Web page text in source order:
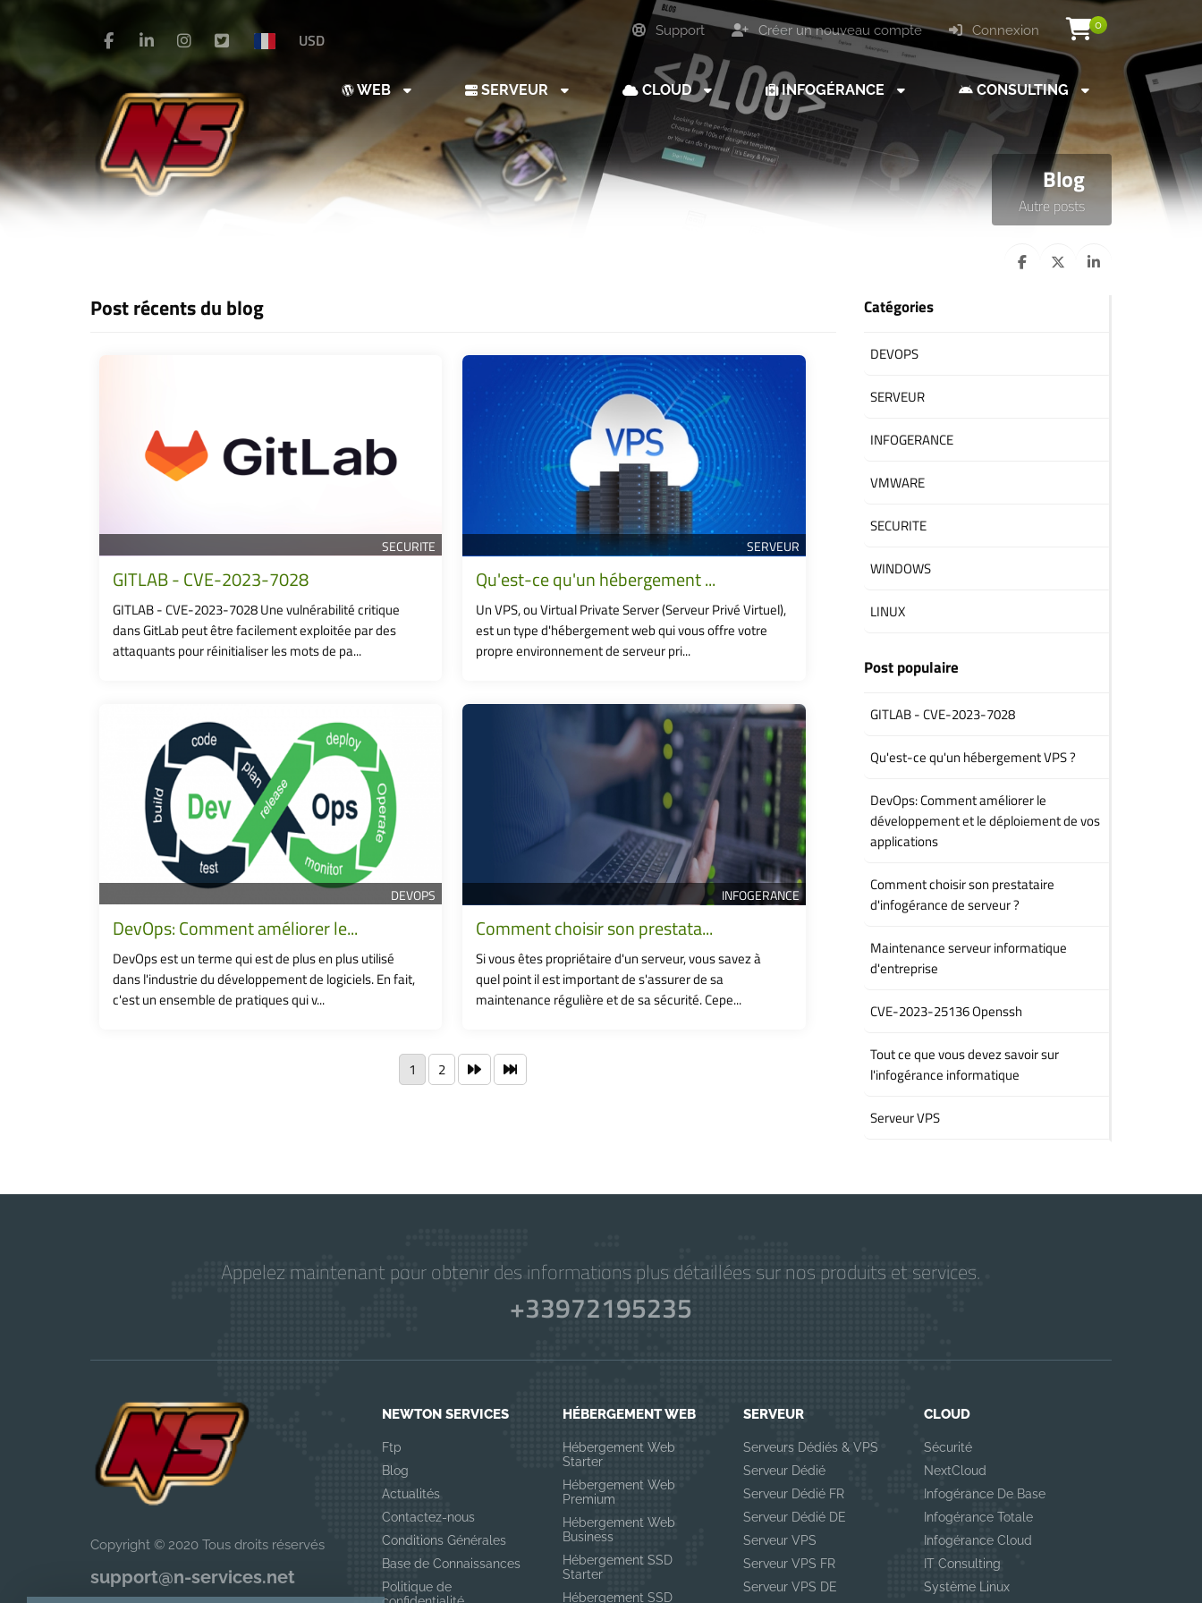
0
Connexion
Créer un nouveau compte
Support
USD
WEB SERVEUR CLOUD INFOGÉRANCE CONSULTING
Blog
Autre posts
Post récents du blog
SECURITE
GITLAB - CVE-2023-7028
GITLAB - CVE-2023-7028 Une vulnérabilité critique
dans GitLab peut être facilement exploitée par des
attaquants pour réinitialiser les mots de pa...
SERVEUR
Qu'est-ce qu'un hébergement ...
Un VPS, ou Virtual Private Server (Serveur Privé Virtuel),
est un type d'hébergement web qui vous offre votre
propre environnement de serveur pri...
DEVOPS
DevOps: Comment améliorer le...
DevOps est un terme qui est de plus en plus utilisé
dans l'industrie du développement de logiciels. En fait,
c'est un ensemble de pratiques qui v...
INFOGERANCE
Comment choisir son prestata...
Si vous êtes propriétaire d'un serveur, vous savez à
quel point il est important de s'assurer de sa
maintenance régulière et de sa sécurité. Cepe...
1 2
Catégories
DEVOPS
SERVEUR
INFOGERANCE
VMWARE
SECURITE
WINDOWS
LINUX
Post populaire
GITLAB - CVE-2023-7028
Qu'est-ce qu'un hébergement VPS ?
DevOps: Comment améliorer le
développement et le déploiement de vos
applications
Comment choisir son prestataire
d'infogérance de serveur ?
Maintenance serveur informatique
d'entreprise
CVE-2023-25136 Openssh
Tout ce que vous devez savoir sur
l'infogérance informatique
Serveur VPS
Appelez maintenant pour obtenir des informations plus détaillées sur nos produits et services.
+33972195235
Copyright © 2020 Tous droits réservés
support@n-services.net
NEWTON SERVICES
Ftp
Blog
Actualités
Contactez-nous
Conditions Générales
Base de Connaissances
Politique de
HÉBERGEMENT WEB
Hébergement Web
Starter
Hébergement Web
Premium
Hébergement Web
Business
Hébergement SSD
Starter
Hébergement SSD
SERVEUR
Serveurs Dédiés & VPS
Serveur Dédié
Serveur Dédié FR
Serveur Dédié DE
Serveur VPS
Serveur VPS FR
Serveur VPS DE
CLOUD
Sécurité
NextCloud
Infogérance De Base
Infogérance Totale
Infogérance Cloud
IT Consulting
Système Linux